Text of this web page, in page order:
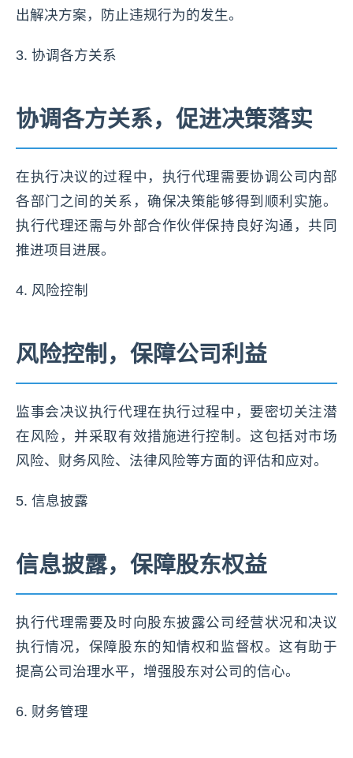
出解决方案，防止违规行为的发生。
3. 协调各方关系
协调各方关系，促进决策落实
在执行决议的过程中，执行代理需要协调公司内部
各部门之间的关系，确保决策能够得到顺利实施。
执行代理还需与外部合作伙伴保持良好沟通，共同
推进项目进展。
4. 风险控制
风险控制，保障公司利益
监事会决议执行代理在执行过程中，要密切关注潜
在风险，并采取有效措施进行控制。这包括对市场
风险、财务风险、法律风险等方面的评估和应对。
5. 信息披露
信息披露，保障股东权益
执行代理需要及时向股东披露公司经营状况和决议
执行情况，保障股东的知情权和监督权。这有助于
提高公司治理水平，增强股东对公司的信心。
6. 财务管理